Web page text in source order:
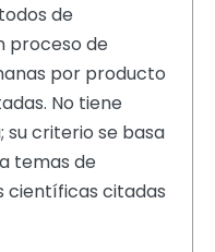
de
proceso de
por producto
No tiene
su criterio se basa
temas de
científicas citadas